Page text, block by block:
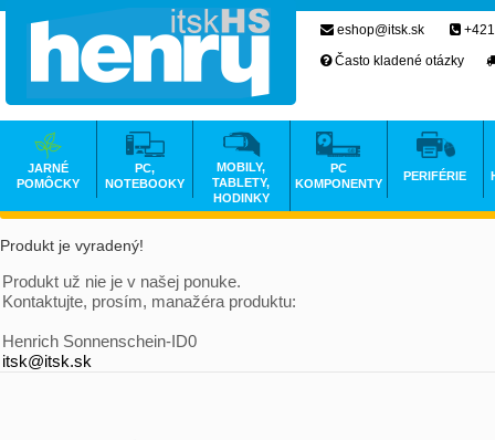
Produkt je vyradený!
Produkt už nie je v našej ponuke.
Kontaktujte, prosím, manažéra produktu:
Henrich Sonnenschein-ID0
itsk@itsk.sk
eshop@itsk.sk
Často kladené otázky
JARNÉ
POMÔCKY
PC,
NOTEBOOKY
MOBILY,
TABLETY,
HODINKY
PC
KOMPONENTY
PERIFÉRIE